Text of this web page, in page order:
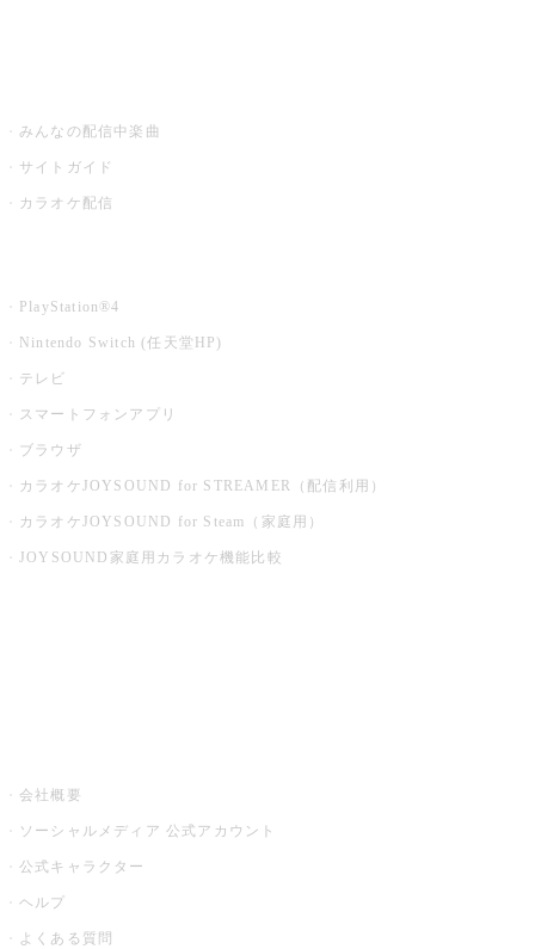
みんなの配信中楽曲
サイトガイド
カラオケ配信
PlayStation®4
Nintendo Switch (任天堂HP)
テレビ
スマートフォンアプリ
ブラウザ
カラオケJOYSOUND for STREAMER（配信利用）
カラオケJOYSOUND for Steam（家庭用）
JOYSOUND家庭用カラオケ機能比較
会社概要
ソーシャルメディア 公式アカウント
公式キャラクター
ヘルプ
よくある質問